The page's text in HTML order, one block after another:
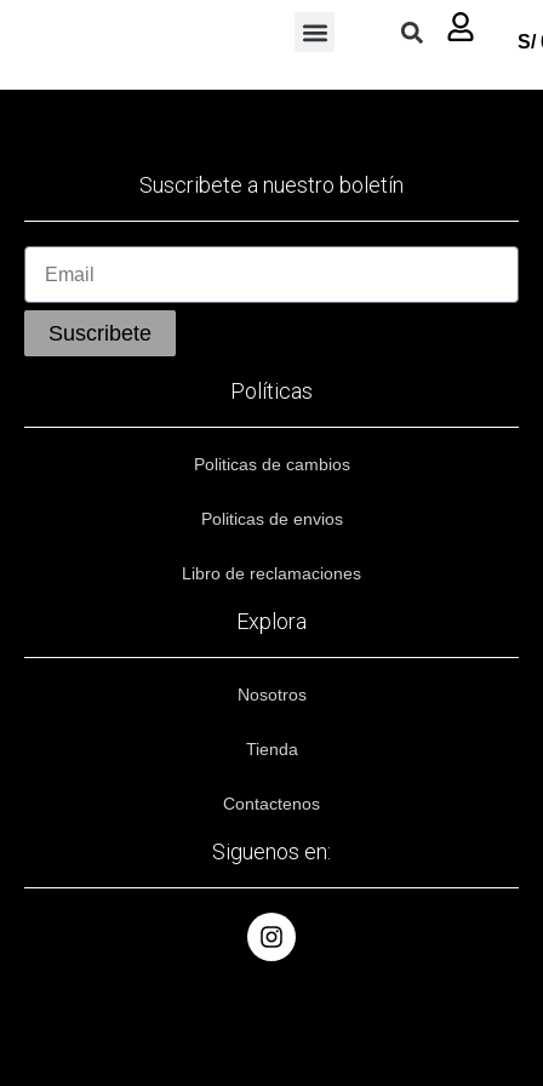
S/
Suscribete a nuestro boletín
Suscribete
Políticas
Politicas de cambios
Politicas de envios
Libro de reclamaciones
Explora
Nosotros
Tienda
Contactenos
Siguenos en: